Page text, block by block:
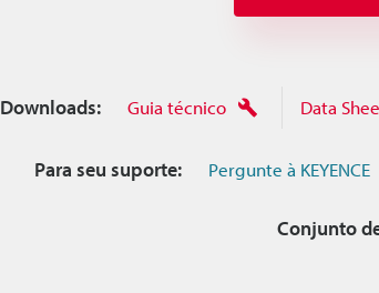
Downloads: Guia técnico Data
Para seu suporte: Pergunte à KEYENCE
Conjunto